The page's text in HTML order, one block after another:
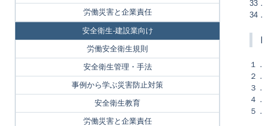
33
34
１
２
３
４
５
労働災害と企業責任
安全衛生-建設業向け
労働安全衛生規則
安全衛生管理・手法
事例から学ぶ災害防止対策
安全衛生教育
労働災害と企業責任